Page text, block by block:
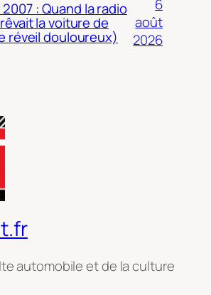
: Quand la radio
la voiture de
réveil douloureux)
6
août
2026
automobile et de la culture